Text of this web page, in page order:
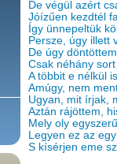
De végül azért
Jóízűen kezdtél
Így ünnepeltük
Persze, úgy illett
De úgy
Csak néhány
A többit e nélkül
Amúgy, nem
Ugyan, mit írjak,
Aztán rájöttem,
Mely oly
Legyen ez az
S kísérjen eme